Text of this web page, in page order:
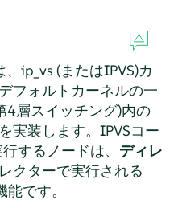
ip_vs (またはIPVS)カ
フォルトカーネルの一
4層スイッチング)内の
実装します。IPVSコー
するノードは、 ディレ
クターで実行される
です。